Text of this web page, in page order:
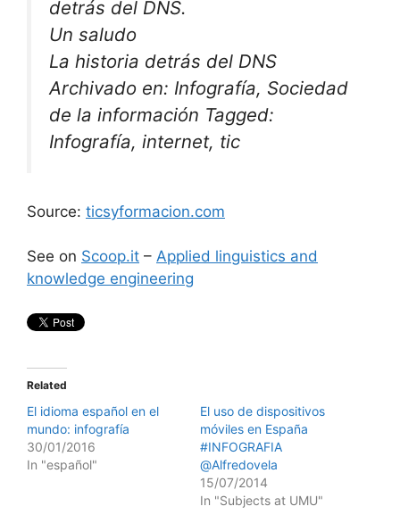
detrás del DNS.
Un saludo
La historia detrás del DNS
Archivado en: Infografía, Sociedad
de la información Tagged:
Infografía, internet, tic
Source: ticsyformacion.com
See on Scoop.it – Applied linguistics and
knowledge engineering
Related
El idioma español en el
mundo: infografía
30/01/2016
In "español"
El uso de dispositivos
móviles en España
#INFOGRAFIA
@Alfredovela
15/07/2014
In "Subjects at UMU"